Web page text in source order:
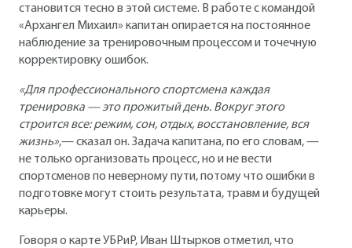
становится тесно в этой системе. В работе с командой
«Архангел Михаил» капитан опирается на постоянное
наблюдение за тренировочным процессом и точечную
корректировку ошибок.
«Для профессионального спортсмена каждая
тренировка — это прожитый день. Вокруг этого
строится все: режим, сон, отдых, восстановление, вся
жизнь»,— сказал он. Задача капитана, по его словам, —
не только организовать процесс, но и не вести
спортсменов по неверному пути, потому что ошибки в
подготовке могут стоить результата, травм и будущей
карьеры.
Говоря о карте УБРиР, Иван Штырков отметил, что